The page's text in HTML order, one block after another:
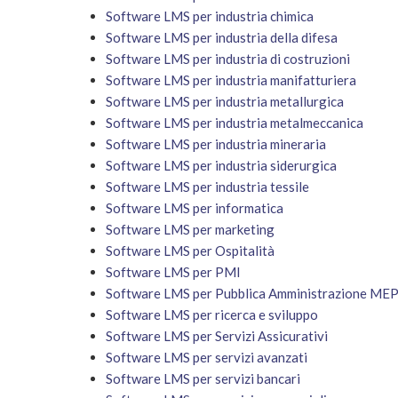
Software LMS per industria chimica
Software LMS per industria della difesa
Software LMS per industria di costruzioni
Software LMS per industria manifatturiera
Software LMS per industria metallurgica
Software LMS per industria metalmeccanica
Software LMS per industria mineraria
Software LMS per industria siderurgica
Software LMS per industria tessile
Software LMS per informatica
Software LMS per marketing
Software LMS per Ospitalità
Software LMS per PMI
Software LMS per Pubblica Amministrazione
Software LMS per ricerca e sviluppo
Software LMS per Servizi Assicurativi
Software LMS per servizi avanzati
Software LMS per servizi bancari